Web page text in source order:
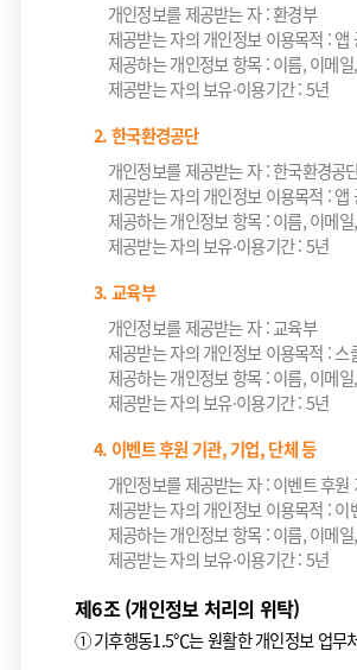
개인정보를 제공받는 자 : 환경부
제공받는 자의 개인정보 이용목적 :
제공하는 개인정보 항목 : 이름, 이메
제공받는 자의 보유·이용기간 : 5년
2. 한국환경공단
개인정보를 제공받는 자 : 한국환경공
제공받는 자의 개인정보 이용목적 :
제공하는 개인정보 항목 : 이름, 이메
제공받는 자의 보유·이용기간 : 5년
3. 교육부
개인정보를 제공받는 자 : 교육부
제공받는 자의 개인정보 이용목적 : 스
제공하는 개인정보 항목 : 이름, 이메
제공받는 자의 보유·이용기간 : 5년
4. 이벤트 후원 기관, 기업, 단체 등
개인정보를 제공받는 자 : 이벤트 후원
제공받는 자의 개인정보 이용목적 :
제공하는 개인정보 항목 : 이름, 이메
제공받는 자의 보유·이용기간 : 5년
제6조 (개인정보 처리의 위탁)
①기후행동1.5℃는 원활한 개인정보 업무